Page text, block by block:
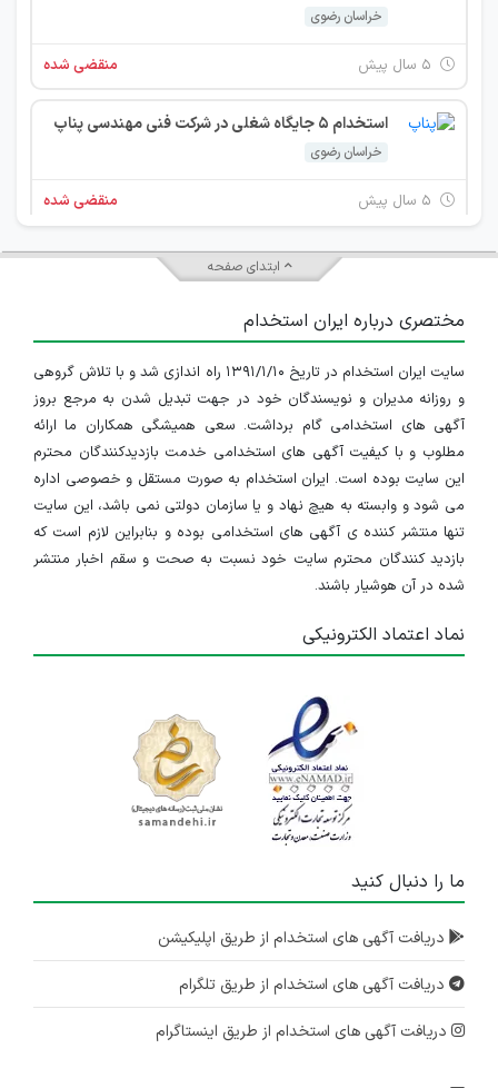
خراسان رضوی
منقضی شده
استخدام 5 جایگاه شغلی در شرکت فنی مهندسی پناپ
خراسان رضوی
منقضی شده
ابتدای صفحه
مختصری درباره ایران استخدام
سایت ایران استخدام در تاریخ ۱۳۹۱/۱/۱۰ راه اندازی شد و با تلاش گروهی
و روزانه مدیران و نویسندگان خود در جهت تبدیل شدن به مرجع بروز
آگهی های استخدامی گام برداشت. سعی همیشگی همکاران ما ارائه
مطلوب و با کیفیت آگهی های استخدامی خدمت بازدیدکنندگان محترم
این سایت بوده است. ایران استخدام به صورت مستقل و خصوصی اداره
می شود و وابسته به هیچ نهاد و یا سازمان دولتی نمی باشد، این سایت
تنها منتشر کننده ی آگهی های استخدامی بوده و بنابراین لازم است که
بازدید کنندگان محترم سایت خود نسبت به صحت و سقم اخبار منتشر
شده در آن هوشیار باشند.
نماد اعتماد الکترونیکی
ما را دنبال کنید
دریافت آگهی های استخدام از طریق اپلیکیشن
دریافت آگهی های استخدام از طریق تلگرام
دریافت آگهی های استخدام از طریق اینستاگرام